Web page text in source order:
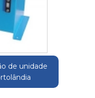
de unidade